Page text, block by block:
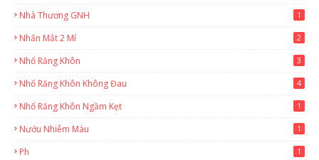
Nhà Thương GNH 1
Nhấn Mắt 2 Mí 2
Nhổ Răng Khôn 3
Nhổ Răng Khôn Không Đau 4
Nhổ Răng Khôn Ngầm Kẹt 1
Nướu Nhiễm Màu 1
Ph 1